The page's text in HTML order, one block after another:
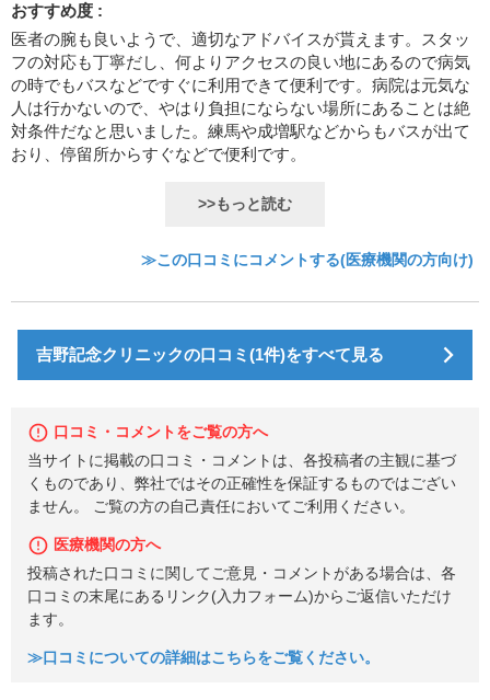
おすすめ度 :
医者の腕も良いようで、適切なアドバイスが貰えます。スタッ
フの対応も丁寧だし、何よりアクセスの良い地にあるので病気
の時でもバスなどですぐに利用できて便利です。病院は元気な
人は行かないので、やはり負担にならない場所にあることは絶
対条件だなと思いました。練馬や成増駅などからもバスが出て
おり、停留所からすぐなどで便利です。
>>もっと読む
≫この口コミにコメントする(医療機関の方向け)
吉野記念クリニックの口コミ(1件)をすべて見る
口コミ・コメントをご覧の方へ
当サイトに掲載の口コミ・コメントは、各投稿者の主観に基づ
くものであり、弊社ではその正確性を保証するものではござい
ません。 ご覧の方の自己責任においてご利用ください。
医療機関の方へ
投稿された口コミに関してご意見・コメントがある場合は、各
口コミの末尾にあるリンク(入力フォーム)からご返信いただけ
ます。
≫口コミについての詳細はこちらをご覧ください。